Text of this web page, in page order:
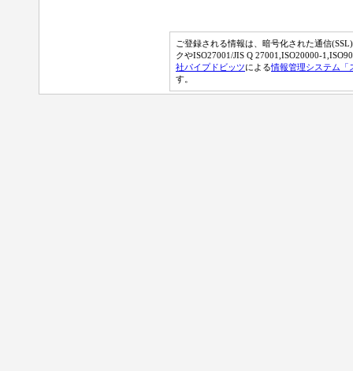
ご登録される情報は、暗号化された通信
クやISO27001/JIS Q 27001,ISO20000-
社パイプドビッツによる情報管理システム「
す。